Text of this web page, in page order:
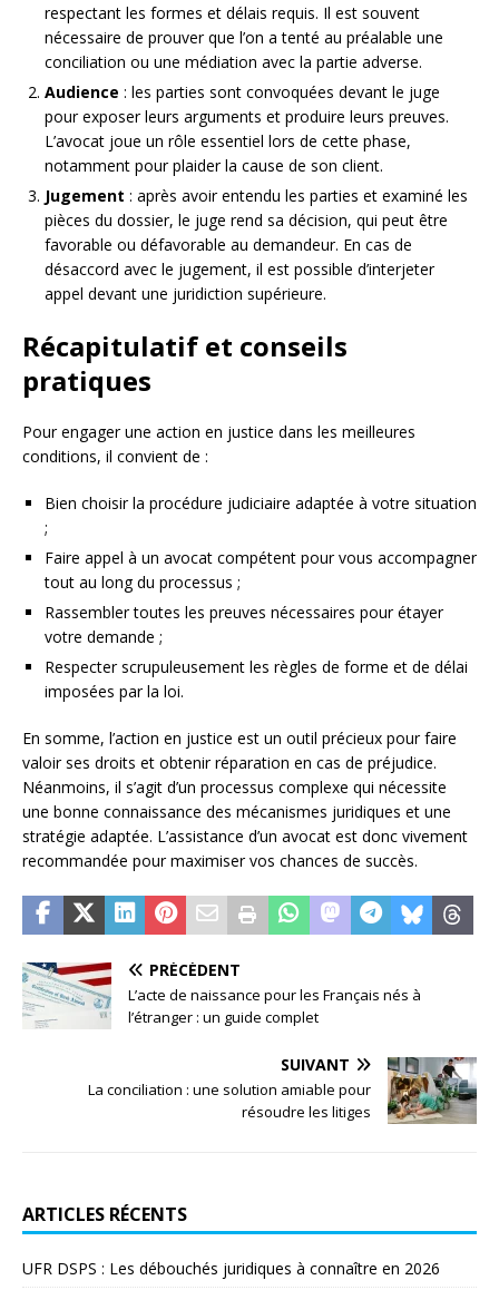
respectant les formes et délais requis. Il est souvent
nécessaire de prouver que l’on a tenté au préalable une
conciliation ou une médiation avec la partie adverse.
Audience : les parties sont convoquées devant le juge
pour exposer leurs arguments et produire leurs preuves.
L’avocat joue un rôle essentiel lors de cette phase,
notamment pour plaider la cause de son client.
Jugement : après avoir entendu les parties et examiné les
pièces du dossier, le juge rend sa décision, qui peut être
favorable ou défavorable au demandeur. En cas de
désaccord avec le jugement, il est possible d’interjeter
appel devant une juridiction supérieure.
Récapitulatif et conseils
pratiques
Pour engager une action en justice dans les meilleures
conditions, il convient de :
Bien choisir la procédure judiciaire adaptée à votre situation
;
Faire appel à un avocat compétent pour vous accompagner
tout au long du processus ;
Rassembler toutes les preuves nécessaires pour étayer
votre demande ;
Respecter scrupuleusement les règles de forme et de délai
imposées par la loi.
En somme, l’action en justice est un outil précieux pour faire
valoir ses droits et obtenir réparation en cas de préjudice.
Néanmoins, il s’agit d’un processus complexe qui nécessite
une bonne connaissance des mécanismes juridiques et une
stratégie adaptée. L’assistance d’un avocat est donc vivement
recommandée pour maximiser vos chances de succès.
PRÉCÉDENT
L’acte de naissance pour les Français nés à
l’étranger : un guide complet
SUIVANT
La conciliation : une solution amiable pour
résoudre les litiges
ARTICLES RÉCENTS
UFR DSPS : Les débouchés juridiques à connaître en 2026